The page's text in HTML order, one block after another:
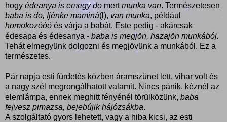
hogy édeanya is emegy do mertmunka van. Természetesen
baba is do, Ijénke maminá(l),van munka, például
homokozóóó és várja a babát. Este pedig - akárcsak
édesapa és édesanya - baba is megjön, hazajön munkábój.
Tehát elmegyünk dolgozni és megjövünk a munkából. Ez a
természetes.
Pár napja esti fürdetés közben áramszünet lett, vihar volt és
a nagy szél megrongálhatott valamit. Nincs pánik, kéznél az
elemlámpa, ennek meghitt fényénél törülközünk, baba
fejvesz pimazsa, bejebújik hájózsákba.
A szolgáltató gyors lehetett, vagy a hiba kicsi, az esti